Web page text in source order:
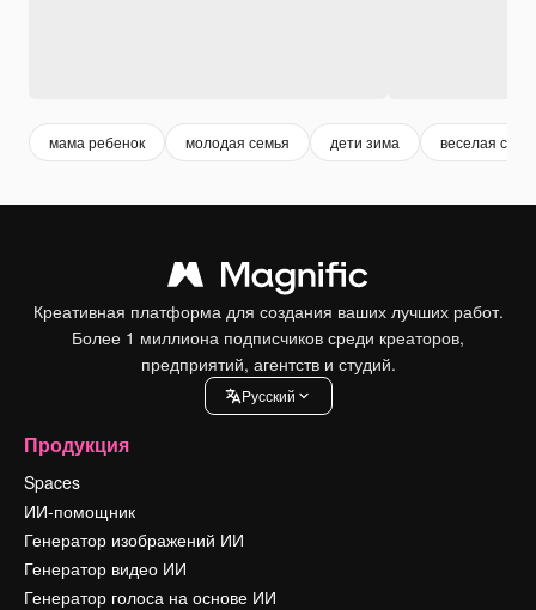
мама ребенок молодая семья дети зима веселая
Креативная платформа для создания ваших лучших работ.
Более 1 миллиона подписчиков среди креаторов,
предприятий, агентств и студий.
Pусский
Продукция
Spaces
ИИ-помощник
Генератор изображений ИИ
Генератор видео ИИ
Генератор голоса на основе ИИ